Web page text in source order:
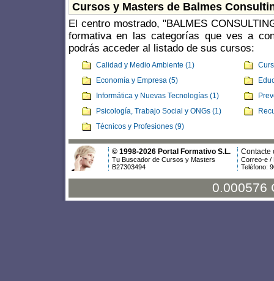
Cursos y Masters de Balmes
El centro mostrado, "BALMES
formativa en las categorías que ves a
podrás acceder al listado de sus cursos:
Calidad y Medio Ambiente (1)
Economía y Empresa (5)
Informática y Nuevas Tecnologías (1)
Psicología, Trabajo Social y ONGs (1)
Técnicos y Profesiones (9)
© 1998-2026 Portal Formativo S.L.
Tu Buscador de Cursos y Masters
B27303494
Contacte
Correo-e /
Teléfono:
0.000576